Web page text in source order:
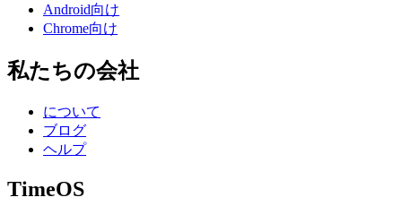
Android向け
Chrome向け
私たちの会社
について
ブログ
ヘルプ
TimeOS